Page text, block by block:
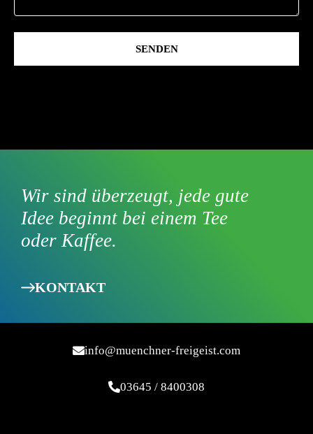
SENDEN
Wir sind überzeugt, jede gute
Idee beginnt bei einem Tee
oder Kaffee.
KONTAKT
info@muenchner-freigeist.com
03645 / 8400308